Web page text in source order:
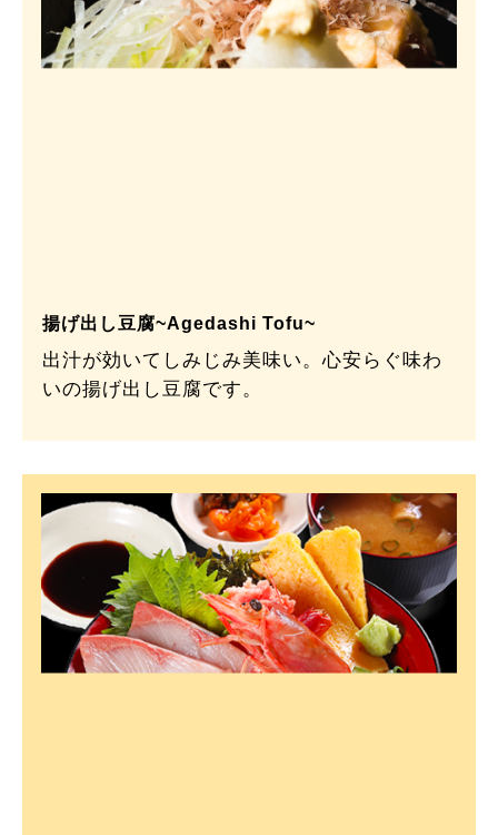
揚げ出し豆腐~Agedashi Tofu~
出汁が効いてしみじみ美味い。心安らぐ味わ
いの揚げ出し豆腐です。